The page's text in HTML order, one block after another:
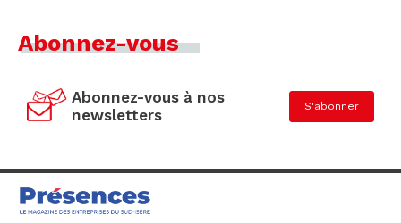
Abonnez-vous
Abonnez-vous à nos
newsletters
S'abonner